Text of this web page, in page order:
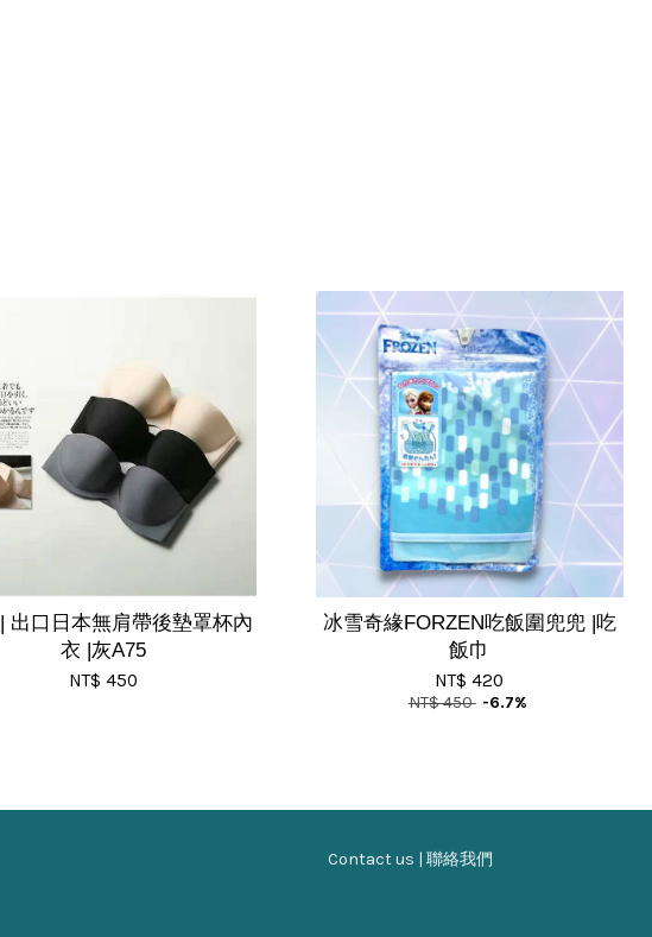
出口日本無肩帶後墊罩杯內
衣 |灰A75
NT$ 450
冰雪奇緣FORZEN吃飯圍兜兜 |吃
飯巾
NT$ 420
NT$ 450 -6.7%
Contact us | 聯絡我們